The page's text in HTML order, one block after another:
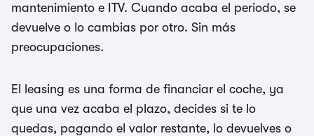
mantenimiento e ITV. Cuando acaba el periodo, se
devuelve o lo cambias por otro. Sin más
preocupaciones.
El leasing es una forma de financiar el coche, ya
que una vez acaba el plazo, decides si te lo
quedas, pagando el valor restante, lo devuelves o